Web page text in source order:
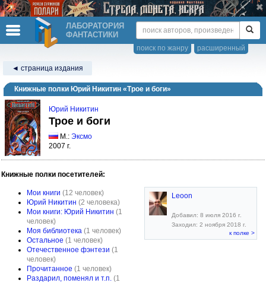
ЛАБОРАТОРИЯ
ФАНТАСТИКИ
расширенный
поиск по жанру
◄ страница издания
Книжные полки Юрий Никитин «Трое и боги»
Юрий Никитин
Трое и боги
М.: Эксмо
2007 г.
Книжные полки посетителей:
Мои книги (12 человек)
Юрий Никитин (2 человека)
Мои книги: Юрий Никитин (1
человек)
Моя библиотека (1 человек)
Остальное (1 человек)
Отечественное фэнтези (1
человек)
Прочитанное (1 человек)
Раздарил, поменял и т.п. (1
Leoon
Добавил: 8 июля 2016 г.
Заходил: 2 ноября 2018 г.
к полке >